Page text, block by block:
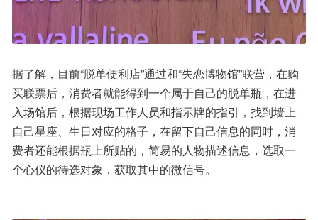
据了解，目前“脱单便利店”通过和“失恋博物馆”联营，在购
买联票后，消费者就能得到一个属于自己的脱单瓶，在进
入场馆后，根据现场工作人员和指示牌的指引，找到墙上
自己星座、生日对应的格子，在留下自己信息的同时，消
费者还能根据瓶上所贴的，简易的人物描述信息，选取一
个心仪的待选对象，获取其中的微信号。